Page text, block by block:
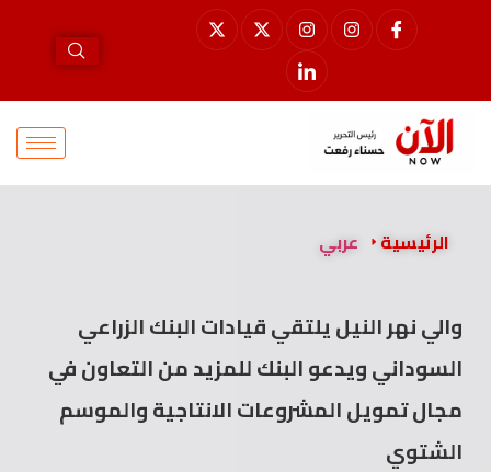
الرئيسية عربي
والي نهر النيل يلتقي قيادات البنك الزراعي
السوداني ويدعو البنك للمزيد من التعاون في
مجال تمويل المشروعات الانتاجية والموسم
الشتوي